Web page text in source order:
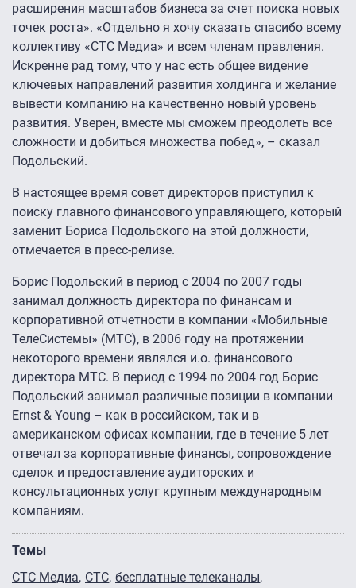
расширения масштабов бизнеса за счет поиска новых
точек роста». «Отдельно я хочу сказать спасибо всему
коллективу «СТС Медиа» и всем членам правления.
Искренне рад тому, что у нас есть общее видение
ключевых направлений развития холдинга и желание
вывести компанию на качественно новый уровень
развития. Уверен, вместе мы сможем преодолеть все
сложности и добиться множества побед», – сказал
Подольский.
В настоящее время совет директоров приступил к
поиску главного финансового управляющего, который
заменит Бориса Подольского на этой должности,
отмечается в пресс-релизе.
Борис Подольский в период с 2004 по 2007 годы
занимал должность директора по финансам и
корпоративной отчетности в компании «Мобильные
ТелеСистемы» (МТС), в 2006 году на протяжении
некоторого времени являлся и.о. финансового
директора МТС. В период с 1994 по 2004 год Борис
Подольский занимал различные позиции в компании
Ernst & Young – как в российском, так и в
американском офисах компании, где в течение 5 лет
отвечал за корпоративные финансы, сопровождение
сделок и предоставление аудиторских и
консультационных услуг крупным международным
компаниям.
Темы
СТС Медиа СТС бесплатные телеканалы